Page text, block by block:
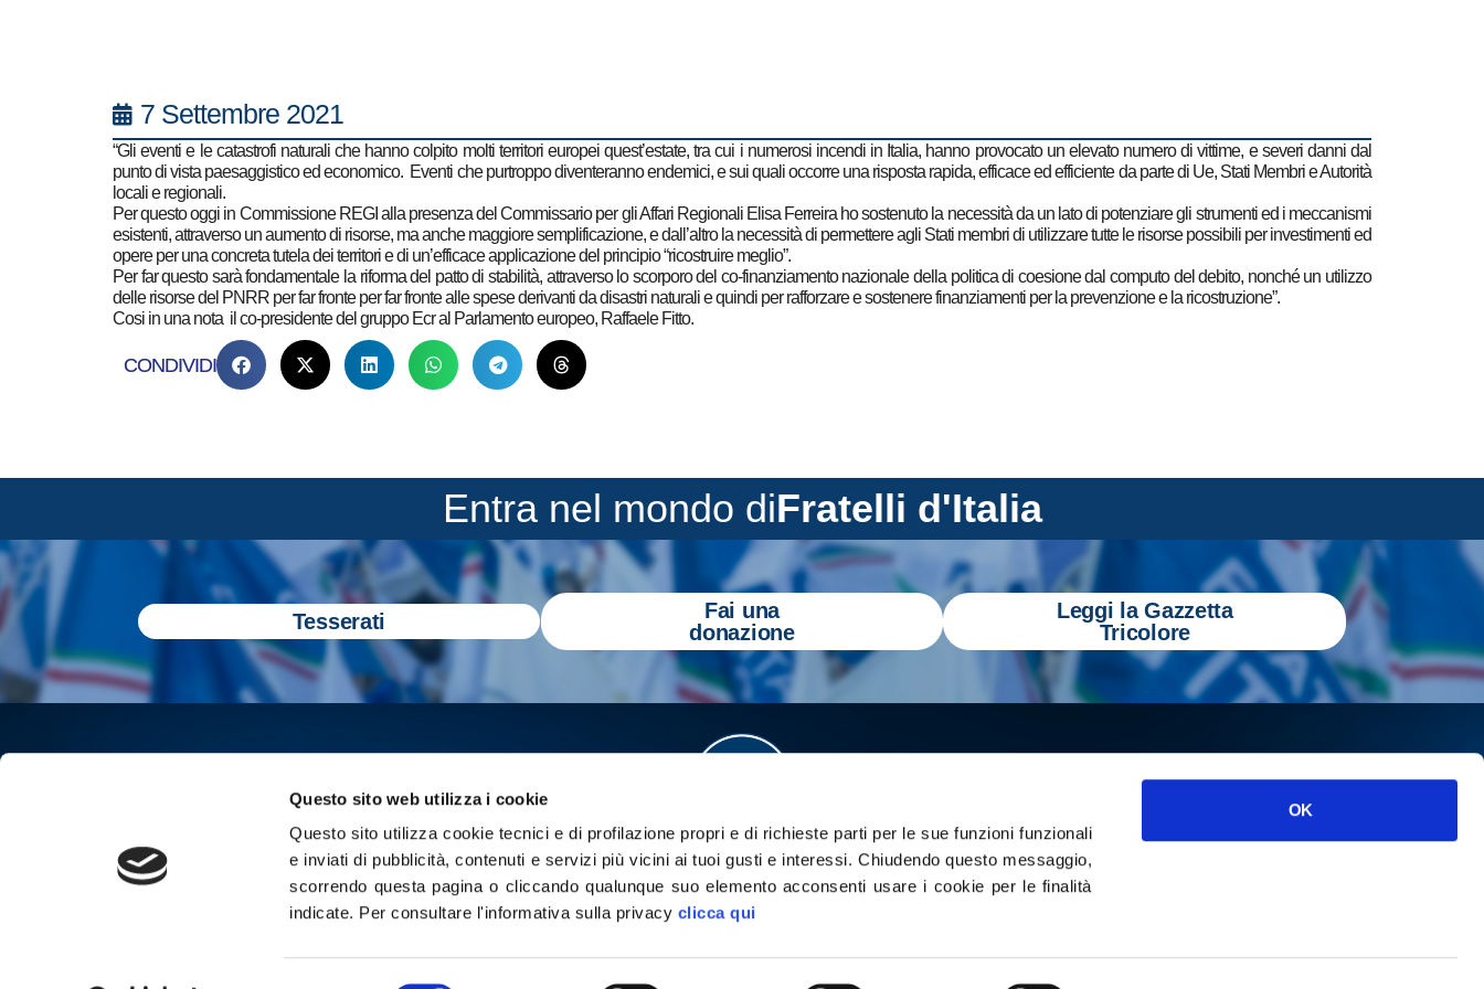
Questo sito web utilizza i cookie
Questo sito utilizza cookie tecnici e di profilazione propri e di richieste parti per le sue funzioni funzionali
e inviati di pubblicità, contenuti e servizi più vicini ai tuoi gusti e interessi.Chiudendo questo messaggio,
scorrendo questa pagina o cliccando qualunque suo elemento acconsenti usare i cookie per le finalità
indicate. Per consultare l'informativa sulla privacy clicca qui
OK
7 Settembre 2021
“Gli eventi e le catastrofi naturali che hanno colpito molti territori europei quest’estate, tra cui i numerosi incendi in Italia, hanno provocato un elevato numero di vittime, e severi danni dal
punto di vista paesaggistico ed economico. Eventi che purtroppo diventeranno endemici, e sui quali occorre una risposta rapida, efficace ed efficiente da parte di Ue, Stati Membri e Autorità
locali e regionali.
Per questo oggi in Commissione REGI alla presenza del Commissario per gli Affari Regionali Elisa Ferreira ho sostenuto la necessità da un lato di potenziare gli strumenti ed i meccanismi
esistenti, attraverso un aumento di risorse, ma anche maggiore semplificazione, e dall’altro la necessità di permettere agli Stati membri di utilizzare tutte le risorse possibili per investimenti ed
opere per una concreta tutela dei territori e di un’efficace applicazione del principio “ricostruire meglio”.
Per far questo sarà fondamentale la riforma del patto di stabilità, attraverso lo scorporo del co-finanziamento nazionale della politica di coesione dal computo del debito, nonché un utilizzo
delle risorse del PNRR per far fronte per far fronte alle spese derivanti da disastri naturali e quindi per rafforzare e sostenere finanziamenti per la prevenzione e la ricostruzione”.
Cosi in una nota il co-presidente del gruppo Ecr al Parlamento europeo, Raffaele Fitto.
CONDIVIDI
Entra nel mondo diFratelli d'Italia
Tesserati
Fai una
donazione
Leggi la Gazzetta
Tricolore
Gazzetta Tricolore per tenerti aggiornato